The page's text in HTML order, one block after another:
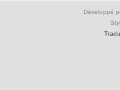
Développé